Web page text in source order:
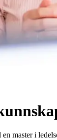
master i